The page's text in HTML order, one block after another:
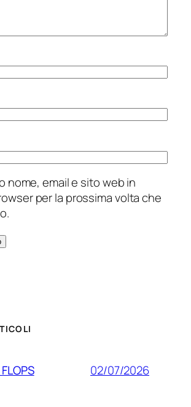
nome, email e sito web in
per la prossima volta che
02/07/2026